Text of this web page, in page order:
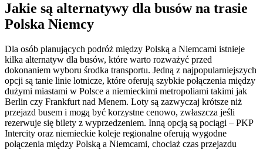
Jakie są alternatywy dla busów na trasie
Polska Niemcy
Dla osób planujących podróż między Polską a Niemcami istnieje
kilka alternatyw dla busów, które warto rozważyć przed
dokonaniem wyboru środka transportu. Jedną z najpopularniejszych
opcji są tanie linie lotnicze, które oferują szybkie połączenia między
dużymi miastami w Polsce a niemieckimi metropoliami takimi jak
Berlin czy Frankfurt nad Menem. Loty są zazwyczaj krótsze niż
przejazd busem i mogą być korzystne cenowo, zwłaszcza jeśli
rezerwuje się bilety z wyprzedzeniem. Inną opcją są pociągi – PKP
Intercity oraz niemieckie koleje regionalne oferują wygodne
połączenia między Polską a Niemcami, chociaż czas przejazdu